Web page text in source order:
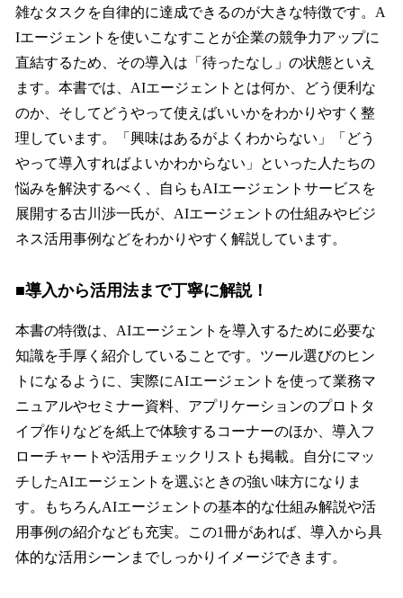
雑なタスクを自律的に達成できるのが大きな特徴です。A
Iエージェントを使いこなすことが企業の競争力アップに
直結するため、その導入は「待ったなし」の状態といえ
ます。本書では、AIエージェントとは何か、どう便利な
のか、そしてどうやって使えばいいかをわかりやすく整
理しています。「興味はあるがよくわからない」「どう
やって導入すればよいかわからない」といった人たちの
悩みを解決するべく、自らもAIエージェントサービスを
展開する古川渉一氏が、AIエージェントの仕組みやビジ
ネス活用事例などをわかりやすく解説しています。
■導入から活用法まで丁寧に解説！
本書の特徴は、AIエージェントを導入するために必要な
知識を手厚く紹介していることです。ツール選びのヒン
トになるように、実際にAIエージェントを使って業務マ
ニュアルやセミナー資料、アプリケーションのプロトタ
イプ作りなどを紙上で体験するコーナーのほか、導入フ
ローチャートや活用チェックリストも掲載。自分にマッ
チしたAIエージェントを選ぶときの強い味方になりま
す。もちろんAIエージェントの基本的な仕組み解説や活
用事例の紹介なども充実。この1冊があれば、導入から具
体的な活用シーンまでしっかりイメージできます。